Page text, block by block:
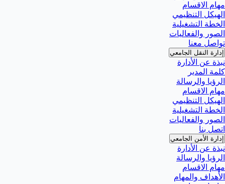
مهام الاقسام
الهيكل التنظيمي
الخطة التشغيلية
الصور والفعاليات
تواصل معنا
إدارة النقل الجامعي
نبذة عن الأدارة
كلمة المدير
الرؤيا والرسالة
مهام الاقسام
الهيكل التنظيمي
الخطة التشغيلية
الصور والفعاليات
اتصل بنا
إدارة الأمن الجامعي
نبذة عن الأدارة
الرؤيا والرسالة
مهام الاقسام
الأهداف والمهام